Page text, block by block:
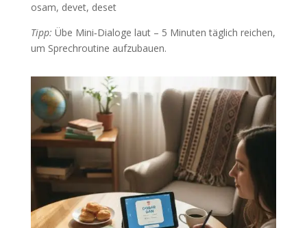
osam, devet, deset
Tipp: Übe Mini‑Dialoge laut – 5 Minuten täglich reichen,
um Sprechroutine aufzubauen.